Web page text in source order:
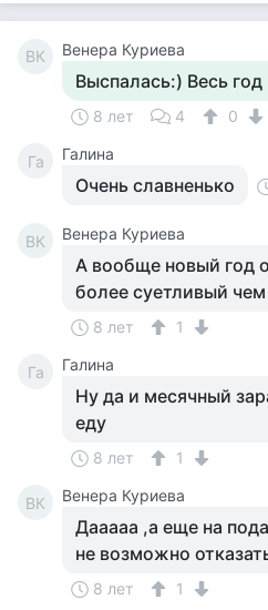
ВК Венера Куриева
Выспалась:) Весь год
8 лет 4 0
Га Галина
Очень славненько
ВК Венера Куриева
А вообще новый год
более суетливый
8 лет 1
Га Галина
Ну да и месячный
еду
8 лет 1
ВК Венера Куриева
Дааааа ,а еще на
не возможно
8 лет 1